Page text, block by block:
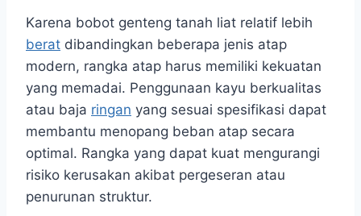
Karena bobot genteng tanah liat relatif lebih
berat dibandingkan beberapa jenis atap
modern, rangka atap harus memiliki kekuatan
yang memadai. Penggunaan kayu berkualitas
atau baja ringan yang sesuai spesifikasi dapat
membantu menopang beban atap secara
optimal. Rangka yang dapat kuat mengurangi
risiko kerusakan akibat pergeseran atau
penurunan struktur.